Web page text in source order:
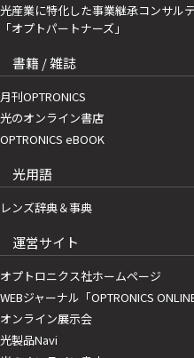
光産業に特化した事業継承コンサル
「オプトパートナーズ」
書籍 / 雑誌
月刊OPTRONICS
光のオンライン書店
OPTRONICS eBOOK
光用語
レンズ辞典＆事典
運営サイト
オプトロニクス社ホームページ
WEBジャーナル「OPTRONICS ONLINE
オンライン展示会
光製品Navi